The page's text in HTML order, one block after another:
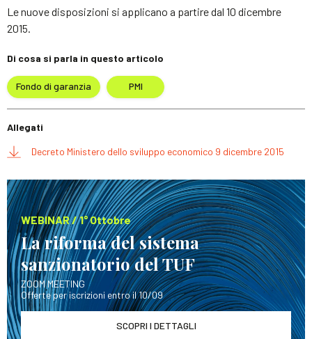
Le nuove disposizioni si applicano a partire dal 10 dicembre
2015.
Di cosa si parla in questo articolo
Fondo di garanzia PMI
Allegati
Decreto Ministero dello sviluppo economico 9 dicembre 2015
WEBINAR / 1° Ottobre
La riforma del sistema
sanzionatorio del TUF
ZOOM MEETING
Offerte per iscrizioni entro il 10/09
SCOPRI I DETTAGLI